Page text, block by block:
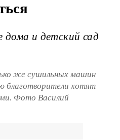
и детский сад
же сушильных машин
благотворители хотят
Фото Василий